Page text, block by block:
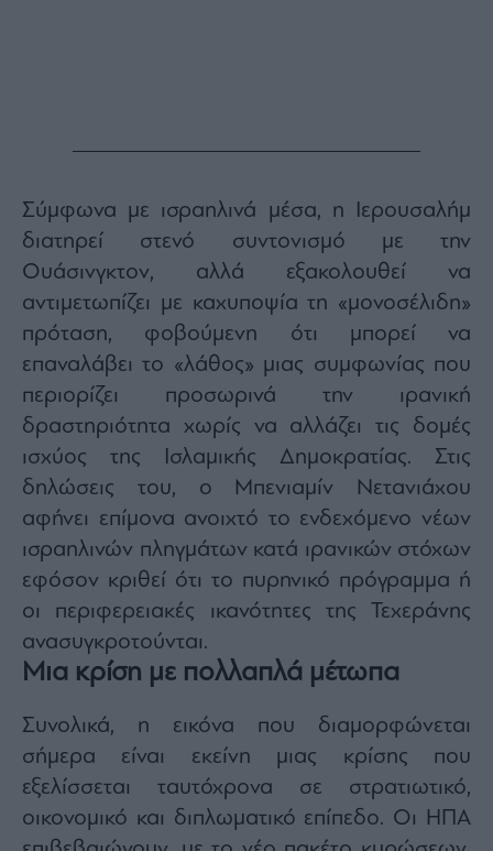
Σύμφωνα με ισραηλινά μέσα, η Ιερουσαλήμ
διατηρεί στενό συντονισμό με την
Ουάσινγκτον, αλλά εξακολουθεί να
αντιμετωπίζει με καχυποψία τη «μονοσέλιδη»
πρόταση, φοβούμενη ότι μπορεί να
επαναλάβει το «λάθος» μιας συμφωνίας που
περιορίζει προσωρινά την ιρανική
δραστηριότητα χωρίς να αλλάζει τις δομές
ισχύος της Ισλαμικής Δημοκρατίας. Στις
δηλώσεις του, ο Μπενιαμίν Νετανιάχου
αφήνει επίμονα ανοιχτό το ενδεχόμενο νέων
ισραηλινών πληγμάτων κατά ιρανικών στόχων
εφόσον κριθεί ότι το πυρηνικό πρόγραμμα ή
οι περιφερειακές ικανότητες της Τεχεράνης
ανασυγκροτούνται.
Μια κρίση με πολλαπλά μέτωπα
Συνολικά, η εικόνα που διαμορφώνεται
σήμερα είναι εκείνη μιας κρίσης που
εξελίσσεται ταυτόχρονα σε στρατιωτικό,
οικονομικό και διπλωματικό επίπεδο. Οι ΗΠΑ